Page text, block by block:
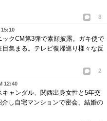
8
15:10
クCM第3弾で素顔披露。ガキ使で
集まる。テレビ復帰巡り様々な反
2
12:40
キャンダル、関西出身女性と5年交
し自宅マンションで密会、結婚の